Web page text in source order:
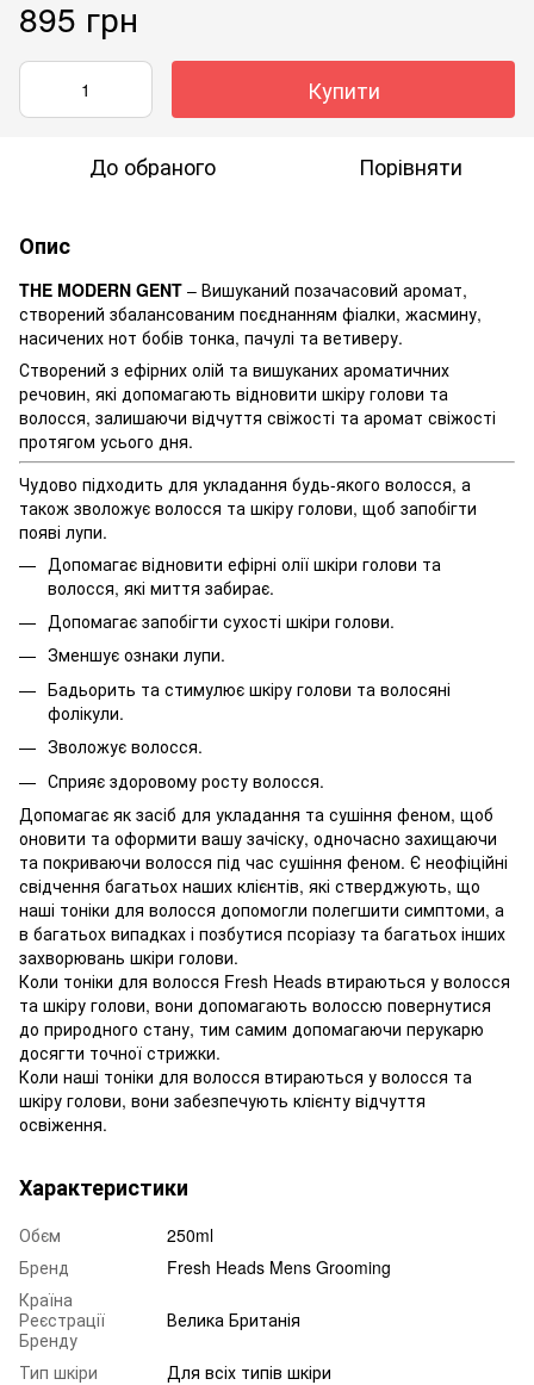
895 грн
Купити
До обраного Порівняти
Опис
THE MODERN GENT – Вишуканий позачасовий аромат,
створений збалансованим поєднанням фіалки, жасмину,
насичених нот бобів тонка, пачулі та ветиверу.
Створений з ефірних олій та вишуканих ароматичних
речовин, які допомагають відновити шкіру голови та
волосся, залишаючи відчуття свіжості та аромат свіжості
протягом усього дня.
Чудово підходить для укладання будь-якого волосся, а
також зволожує волосся та шкіру голови, щоб запобігти
появі лупи.
Допомагає відновити ефірні олії шкіри голови та
волосся, які миття забирає.
Допомагає запобігти сухості шкіри голови.
Зменшує ознаки лупи.
Бадьорить та стимулює шкіру голови та волосяні
фолікули.
Зволожує волосся.
Сприяє здоровому росту волосся.
Допомагає як засіб для укладання та сушіння феном, щоб
оновити та оформити вашу зачіску, одночасно захищаючи
та покриваючи волосся під час сушіння феном. Є неофіційні
свідчення багатьох наших клієнтів, які стверджують, що
наші тоніки для волосся допомогли полегшити симптоми, а
в багатьох випадках і позбутися псоріазу та багатьох інших
захворювань шкіри голови.
Коли тоніки для волосся Fresh Heads втираються у волосся
та шкіру голови, вони допомагають волоссю повернутися
до природного стану, тим самим допомагаючи перукарю
досягти точної стрижки.
Коли наші тоніки для волосся втираються у волосся та
шкіру голови, вони забезпечують клієнту відчуття
освіження.
Характеристики
Обєм
250ml
Бренд
Fresh Heads Mens Grooming
Країна
Реєстрації
Бренду
Велика Британія
Тип шкіри
Для всіх типів шкіри